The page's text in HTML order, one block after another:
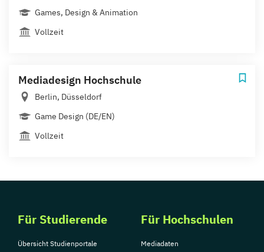
Games, Design & Animation
Vollzeit
Mediadesign Hochschule
Berlin, Düsseldorf
Game Design (DE/EN)
Vollzeit
Für Studierende
Übersicht Studienportale
Für Hochschulen
Mediadaten